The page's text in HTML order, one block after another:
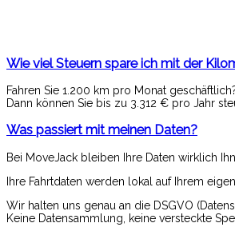
Wie viel Steuern spare ich mit der
Fahren Sie 1.200 km pro Monat
Dann können Sie bis zu 3.312 € pro Jahr
Was passiert mit meinen Daten?
Bei MoveJack bleiben Ihre Daten wirklich
Ihre Fahrtdaten werden lokal auf Ihrem
Wir halten uns genau an die DSGVO
Keine Datensammlung, keine versteckte